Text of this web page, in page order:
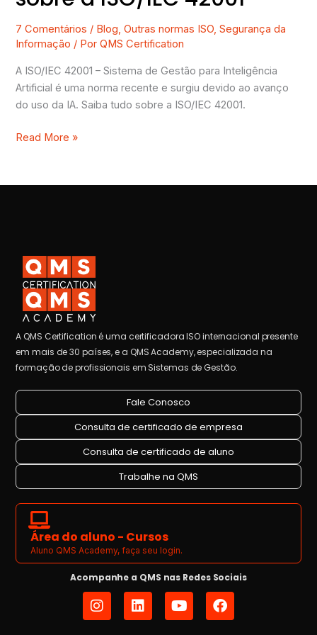
7 Comentários / Blog,Outras normas ISO,Segurança da
Informação / PorQMS Certification
A ISO/IEC 42001 – Sistema de Gestão para Inteligência
Artificial é uma norma recente e surgiu devido ao avanço
do uso da IA. Saiba tudo sobre a ISO/IEC 42001.
Read More »
A QMS Certification é uma certificadora ISO internacional presente
em mais de 30 países, e a QMS Academy, especializada na
formação de profissionais em Sistemas de Gestão.
Fale Conosco
Consulta de certificado de empresa
Consulta de certificado de aluno
Trabalhe na QMS
Área do aluno - Cursos
Aluno QMS Academy, faça seu login.
Acompanhe a QMS nas Redes Sociais
I
n
L
i
Y
o
F
a